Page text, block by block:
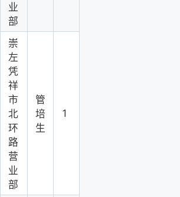
业
部
崇
左
凭
祥
市
北
环
路
营
业
部
管
培
生
1